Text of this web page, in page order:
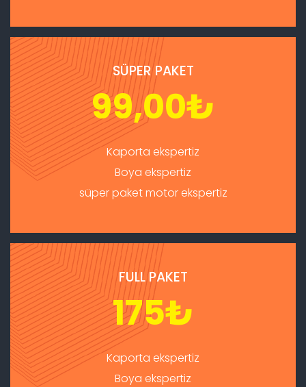
SÜPER PAKET
99,00₺
Kaporta ekspertiz
Boya ekspertiz
süper paket motor ekspertiz
FULL PAKET
175₺
Kaporta ekspertiz
Boya ekspertiz